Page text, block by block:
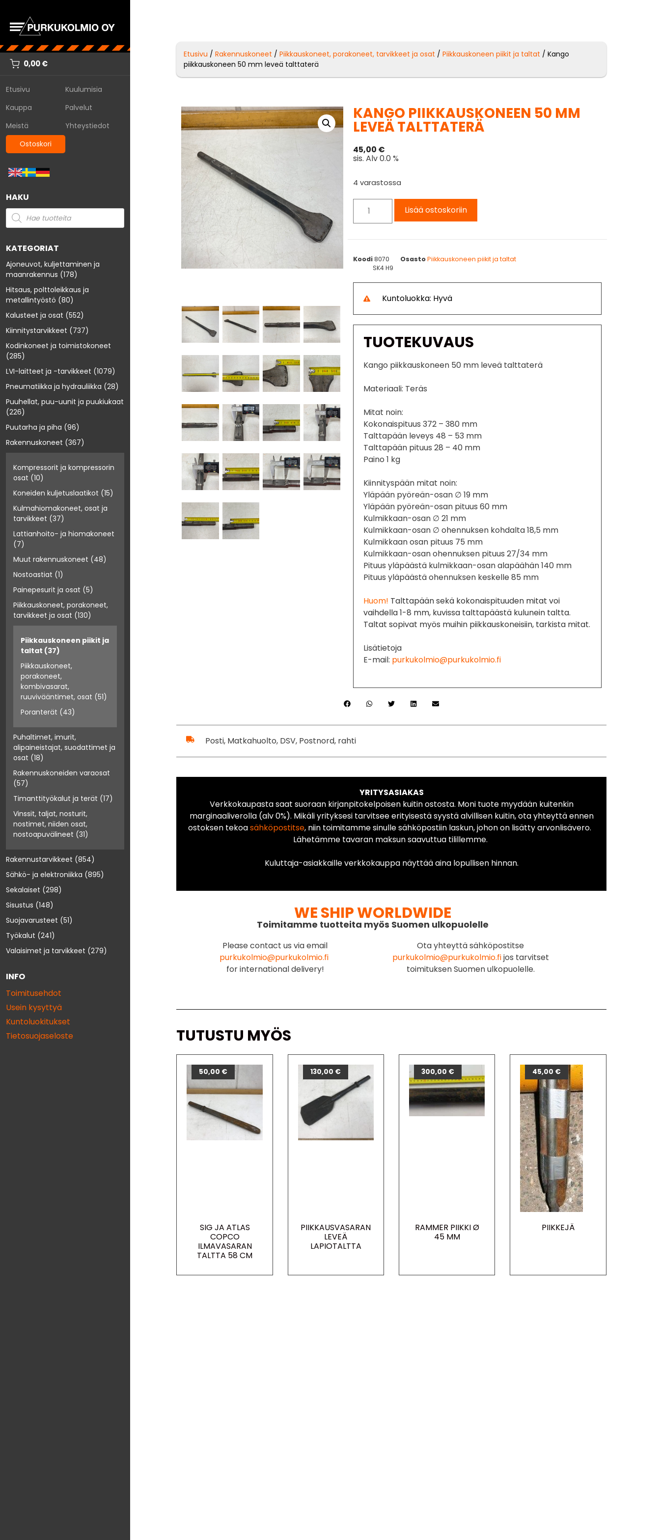
0,00€
Etusivu
Kuulumisia
Kauppa
Palvelut
Meistä
Yhteystiedot
Ostoskori
HAKU
KATEGORIAT
Ajoneuvot, kuljettaminen ja
maanrakennus (178)
Hitsaus, polttoleikkaus ja
metallintyöstö (80)
Kalusteet ja osat (552)
Kiinnitystarvikkeet (737)
Kodinkoneet ja toimistokoneet
(285)
LVI-laitteet ja -tarvikkeet (1079)
Pneumatiikka ja hydrauliikka (28)
Puuhellat, puu-uunit ja puukiukaat
(226)
Puutarha ja piha (96)
Rakennuskoneet (367)
Kompressorit ja kompressorin
osat (10)
Koneiden kuljetuslaatikot (15)
Kulmahiomakoneet, osat ja
tarvikkeet (37)
Lattianhoito- ja hiomakoneet
(7)
Muut rakennuskoneet (48)
Nostoastiat (1)
Painepesurit ja osat (5)
Piikkauskoneet, porakoneet,
tarvikkeet ja osat (130)
Piikkauskoneen piikit ja
taltat (37)
Piikkauskoneet,
porakoneet,
kombivasarat,
ruuvivääntimet, osat (51)
Poranterät (43)
Puhaltimet, imurit,
alipaineistajat, suodattimet ja
osat (18)
Rakennuskoneiden varaosat
(57)
Timanttityökalut ja terät (17)
Vinssit, taljat, nosturit,
nostimet, niiden osat,
nostoapuvälineet (31)
Rakennustarvikkeet (854)
Sähkö- ja elektroniikka (895)
Sekalaiset (298)
Sisustus (148)
Suojavarusteet (51)
Työkalut (241)
Valaisimet ja tarvikkeet (279)
INFO
Toimitusehdot
Usein kysyttyä
Kuntoluokitukset
Tietosuojaseloste
Etusivu /Rakennuskoneet /Piikkauskoneet, porakoneet, tarvikkeet ja osat /Piikkauskoneen piikit ja taltat / Kango
piikkauskoneen 50 mm leveä talttaterä
KANGO PIIKKAUSKONEEN 50 MM
LEVEÄ TALTTATERÄ
45,00 €
sis. Alv 0.0 %
4 varastossa
Lisää ostoskoriin
Koodi8070 Osasto Piikkauskoneen piikit ja taltat
SK4 H9
Kuntoluokka: Hyvä
TUOTEKUVAUS
Kango piikkauskoneen 50 mm leveä talttaterä
Materiaali: Teräs
Mitat noin:
Kokonaispituus 372 – 380 mm
Talttapään leveys 48 – 53 mm
Talttapään pituus 28 – 40 mm
Paino 1 kg
Kiinnityspään mitat noin:
Yläpään pyöreän-osan ∅ 19 mm
Yläpään pyöreän-osan pituus 60 mm
Kulmikkaan-osan ∅ 21 mm
Kulmikkaan-osan ∅ ohennuksen kohdalta 18,5 mm
Kulmikkaan osan pituus 75 mm
Kulmikkaan-osan ohennuksen pituus 27/34 mm
Pituus yläpäästä kulmikkaan-osan alapäähän 140 mm
Pituus yläpäästä ohennuksen keskelle 85 mm
Huom! Talttapään sekä kokonaispituuden mitat voi
vaihdella 1-8 mm, kuvissa talttapäästä kulunein taltta.
Taltat sopivat myös muihin piikkauskoneisiin, tarkista mitat.
Lisätietoja
E-mail: purkukolmio@purkukolmio.fi
Posti, Matkahuolto, DSV, Postnord, rahti
YRITYSASIAKAS
Verkkokaupasta saat suoraan kirjanpitokelpoisen kuitin ostosta. Moni tuote myydään kuitenkin
marginaaliverolla (alv 0%). Mikäli yrityksesi tarvitsee erityisestä syystä alvillisen kuitin, ota yhteyttä ennen
ostoksen tekoasähköpostitse, niin toimitamme sinulle sähköpostiin laskun, johon on lisätty arvonlisävero.
Lähetämme tavaran maksun saavuttua tilillemme.
Kuluttaja-asiakkaille verkkokauppa näyttää aina lopullisen hinnan.
WE SHIP WORLDWIDE
Toimitamme tuotteita myös Suomen ulkopuolelle
Please contact us via email
purkukolmio@purkukolmio.fi
for international delivery!
Ota yhteyttä sähköpostitse
purkukolmio@purkukolmio.fijos tarvitset
toimituksen Suomen ulkopuolelle.
TUTUSTU MYÖS
SIG JA ATLAS
COPCO
ILMAVASARAN
TALTTA 58 CM
50,00 €
PIIKKAUSVASARAN
LEVEÄ
LAPIOTALTTA
130,00 €
RAMMER PIIKKI Ø
45 MM
300,00 €
PIIKKEJÄ
45,00 €